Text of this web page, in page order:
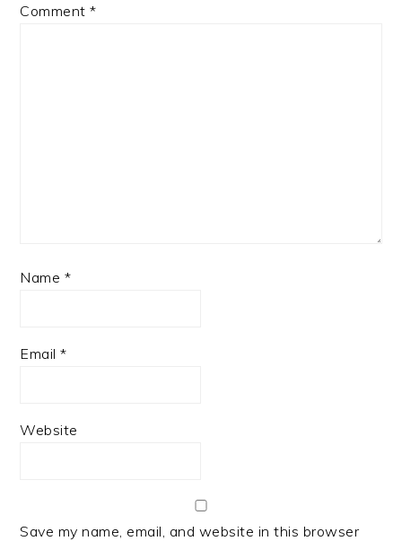
Comment*
Name *
Email*
Website
Save my name, email, and website in this browser